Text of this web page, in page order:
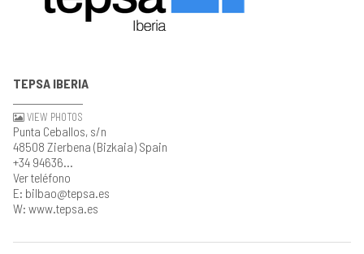
TEPSA IBERIA
VIEW PHOTOS
Punta Ceballos, s/n
48508 Zierbena (Bizkaia) Spain
+34 94636...
Ver teléfono
E: bilbao@tepsa.es
W: www.tepsa.es